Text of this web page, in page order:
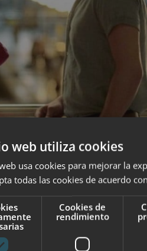
resultar difícil encasillar una
diferentes que las
recién establecido sea un
tal vez felicidad o quizás
que la relación empiece
web utiliza cookies
usa cookies para mejorar la
todas las cookies de acuerdo
Cookies de
rendimiento